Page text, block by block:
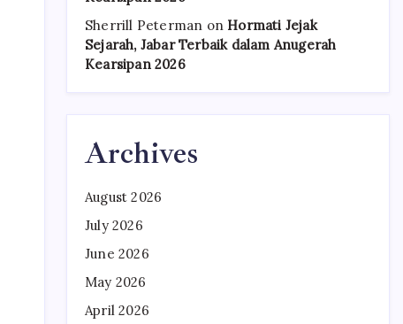
Sherrill Peterman on Hormati Jejak
Sejarah, Jabar Terbaik dalam Anugerah
Kearsipan 2026
Archives
August 2026
July 2026
June 2026
May 2026
April 2026